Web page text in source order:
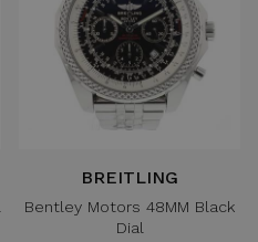
BREITLING
Bentley Motors 48MM Black
Dial